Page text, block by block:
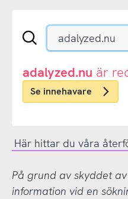
Sök
eller
.nu-
domän
adalyzed.nu är
Se innehavare
Här hittar du våra
På grund av skyddet
information vid en